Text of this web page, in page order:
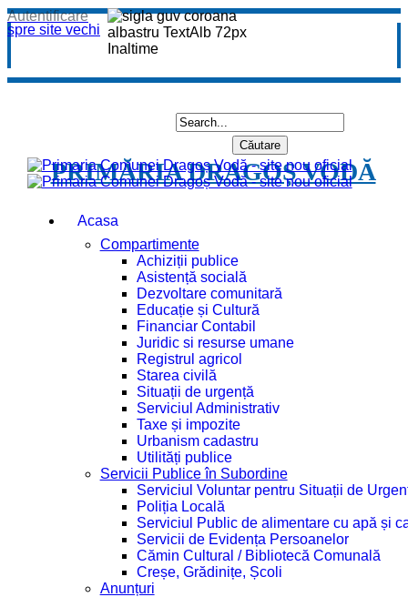
spre site vechi
Autentificare
PRIMĂRIA DRAGOȘ VODĂ
Acasa
Compartimente
Achiziții publice
Asistență socială
Dezvoltare comunitară
Educație și Cultură
Financiar Contabil
Juridic si resurse umane
Registrul agricol
Starea civilă
Situații de urgență
Serviciul Administrativ
Taxe și impozite
Urbanism cadastru
Utilități publice
Servicii Publice în Subordine
Serviciul Voluntar pentru Situații de
Poliția Locală
Serviciul Public de alimentare cu apă și
Servicii de Evidența Persoanelor
Cămin Cultural / Bibliotecă Comunală
Creșe, Grădinițe, Școli
Anunțuri